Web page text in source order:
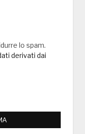
lo spam.
derivati dai